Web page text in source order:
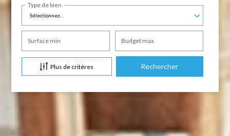
Sélectionnez...
Type de bien
Surface min Budget max
Plus de critères